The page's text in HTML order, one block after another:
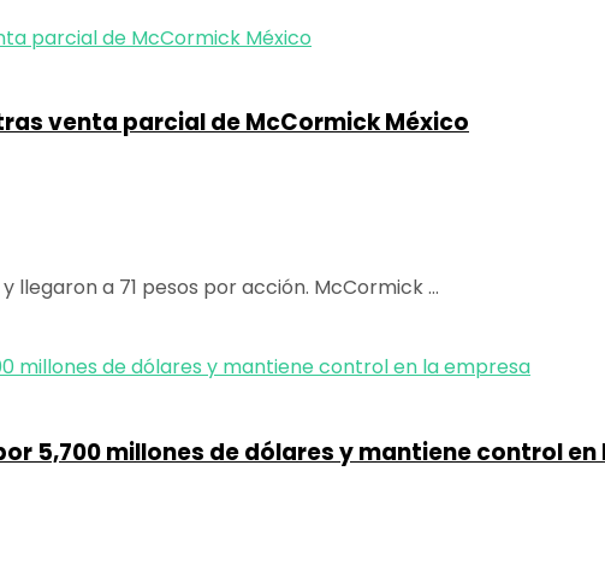
venta parcial de McCormick México
llegaron a 71 pesos por acción. McCormick ...
5,700 millones de dólares y mantiene control en